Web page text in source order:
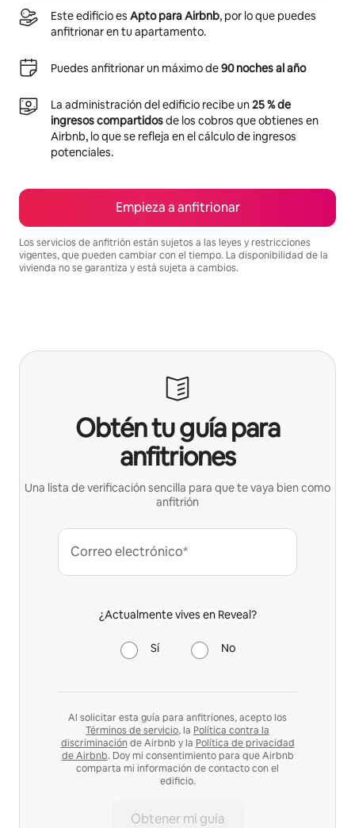
Este edificio es Apto para Airbnb, por lo que puedes
anfitrionar en tu apartamento.
Puedes anfitrionar un máximo de90 noches al año
La administración del edificio recibe un25 % de
ingresos compartidosde los cobros que obtienes en
Airbnb, lo que se refleja en el cálculo de ingresos
potenciales.
Empieza a anfitrionar
Los servicios de anfitrión están sujetos a las leyes y restricciones
vigentes, que pueden cambiar con el tiempo. La disponibilidad de la
vivienda no se garantiza y está sujeta a cambios.
Obtén tu guía para
anfitriones
Una lista de verificación sencilla para que te vaya bien como
anfitrión
Correo electrónico*
¿Actualmente vives en Reveal?
Sí No
Al solicitar esta guía para anfitriones, acepto los
Términos de servicio, la Política contra la
discriminación de Airbnb y la Política de privacidad
de Airbnb. Doy mi consentimiento para que Airbnb
comparta mi información de contacto con el
edificio.
Obtener mi guía